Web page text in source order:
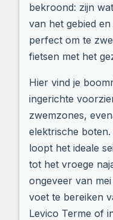
bekroond: zijn
van het gebied
perfect om te
fietsen met het
Hier vind je
ingerichte
zwemzones,
elektrische
loopt het ideale
tot het vroege
ongeveer van
voet te bereiken
Levico Terme of